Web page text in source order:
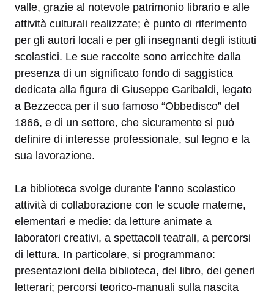
valle, grazie al notevole patrimonio librario e alle
attività culturali realizzate; è punto di riferimento
per gli autori locali e per gli insegnanti degli istituti
scolastici. Le sue raccolte sono arricchite dalla
presenza di un significato fondo di saggistica
dedicata alla figura di Giuseppe Garibaldi, legato
a Bezzecca per il suo famoso “Obbedisco” del
1866, e di un settore, che sicuramente si può
definire di interesse professionale, sul legno e la
sua lavorazione.
La biblioteca svolge durante l’anno scolastico
attività di collaborazione con le scuole materne,
elementari e medie: da letture animate a
laboratori creativi, a spettacoli teatrali, a percorsi
di lettura. In particolare, si programmano:
presentazioni della biblioteca, del libro, dei generi
letterari; percorsi teorico-manuali sulla nascita